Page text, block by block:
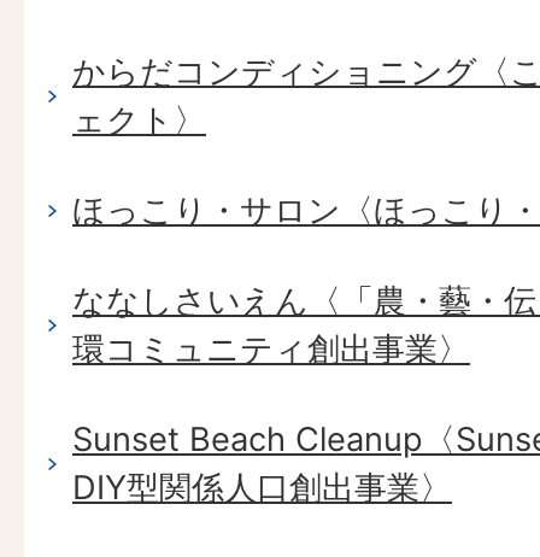
からだコンディショニング〈
ェクト〉
ほっこり・サロン〈ほっこり
ななしさいえん〈「農・藝・
環コミュニティ創出事業〉
Sunset Beach Cleanup〈
DIY型関係人口創出事業〉